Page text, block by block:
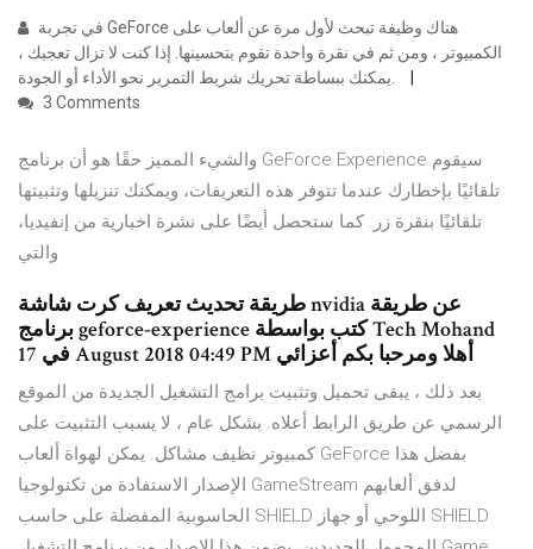
الكمبيوتر ، ومن ثم في نقرة واحدة تقوم بتحسينها. إذا كنت لا تزال تعجبك ،
يمكنك ببساطة تحريك شريط التمرير نحو الأداء أو الجودة.
3 Comments
والشيء المميز حقًا هو أن برنامج GeForce Experience سيقوم
تلقائيًا بإخطارك عندما تتوفر هذه التعريفات، ويمكنك تنزيلها وتثبيتها
تلقائيًا بنقرة زر. كما ستحصل أيضًا على نشرة اخبارية من إنفيديا،
والتي
طريقة تحديث تعريف كرت شاشة nvidia عن طريقة
برنامج geforce-experience كتب بواسطة Tech Mohand
في 17 August 2018 04:49 PM أهلا ومرحبا بكم أعزائي
بعد ذلك ، يبقى تحميل وتثبيت برامج التشغيل الجديدة من الموقع
الرسمي عن طريق الرابط أعلاه. بشكل عام ، لا يسبب التثبيت على
كمبيوتر نظيف مشاكل. يمكن لهواة ألعاب GeForce بفضل هذا
الإصدار الاستفادة من تكنولوجيا GameStream لدفق ألعابهم
الحاسوبية المفضلة على حاسب SHIELD اللوحي أو جهاز SHIELD